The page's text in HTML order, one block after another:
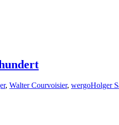
, Walter Courvoisier, wergoHolger